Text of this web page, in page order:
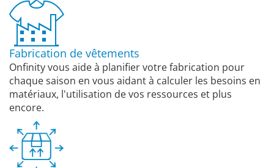
Fabrication de vêtements
Onfinity vous aide à planifier votre fabrication pour
chaque saison en vous aidant à calculer les besoins en
matériaux, l'utilisation de vos ressources et plus
encore.